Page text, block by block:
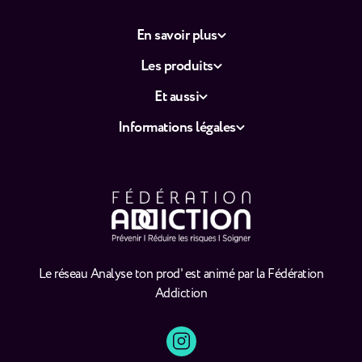
Le réseau Analyse ton prod' est animé par la Fédération
Addiction
En savoir plus
Les produits
Et aussi
Informations légales